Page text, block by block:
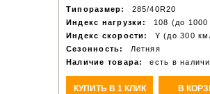
Типоразмер:
285/40R20
Индекс нагрузки:
108 (до 1000
Индекс скорости:
Y (до 300
Сезонность:
Летняя
Наличие товара:
есть в
КУПИТЬ В 1 КЛИК В